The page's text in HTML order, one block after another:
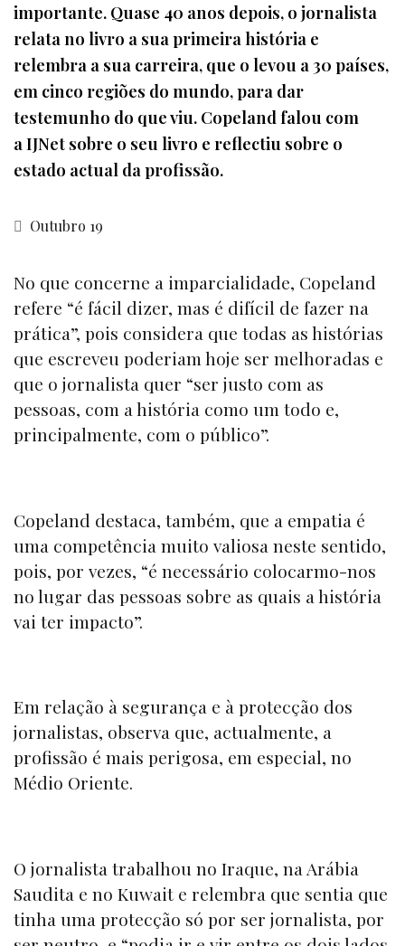
importante. Quase 40 anos depois, o jornalista
relata no livro a sua primeira história e
relembra a sua carreira, que o levou a 30 países,
em cinco regiões do mundo, para dar
testemunho do que viu. Copeland falou com
a IJNet sobre o seu livro e reflectiu sobre o
estado actual da profissão.
Outubro 19
No que concerne a imparcialidade, Copeland
refere “é fácil dizer, mas é difícil de fazer na
prática”, pois considera que todas as histórias
que escreveu poderiam hoje ser melhoradas e
que o jornalista quer “ser justo com as
pessoas, com a história como um todo e,
principalmente, com o público”.
Copeland destaca, também, que a empatia é
uma competência muito valiosa neste sentido,
pois, por vezes, “é necessário colocarmo-nos
no lugar das pessoas sobre as quais a história
vai ter impacto”.
Em relação à segurança e à protecção dos
jornalistas, observa que, actualmente, a
profissão é mais perigosa, em especial, no
Médio Oriente.
O jornalista trabalhou no Iraque, na Arábia
Saudita e no Kuwait e relembra que sentia que
tinha uma protecção só por ser jornalista, por